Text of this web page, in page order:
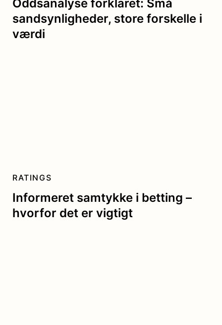
Oddsanalyse forklaret: Små
sandsynligheder, store forskelle i
værdi
Informeret samtykke i betting –
hvorfor det er vigtigt
RATINGS